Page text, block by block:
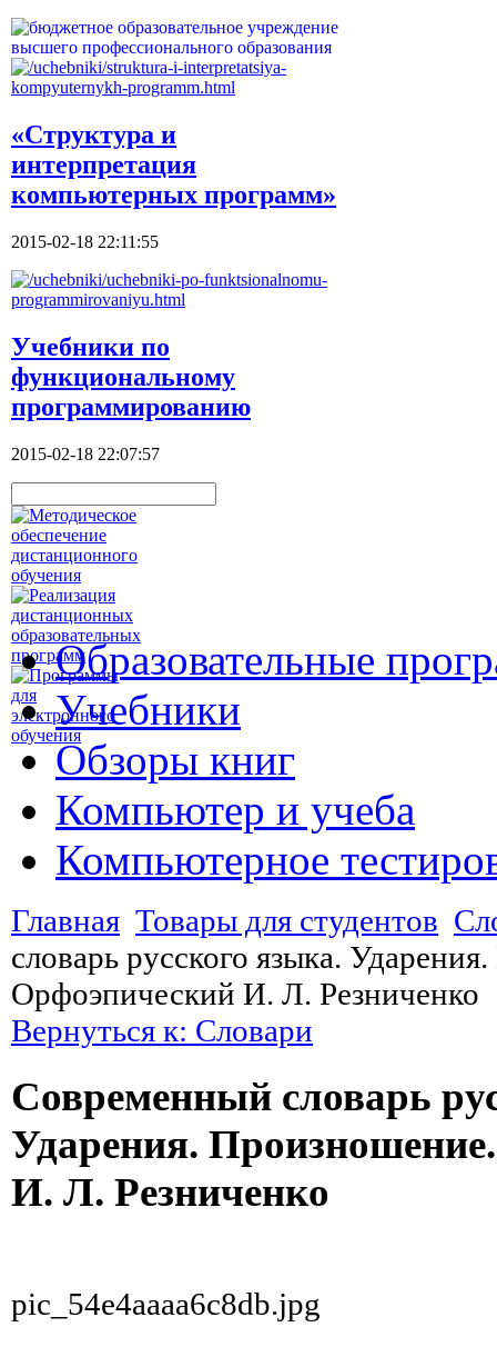
«Структура и
интерпретация
компьютерных программ»
2015-02-18 22:11:55
Учебники по
функциональному
программированию
2015-02-18 22:07:57
Образовательные
Учебники
Обзоры книг
Компьютер и учеба
Компьютерное
Главная Товары для студентов
словарь русского языка.
Орфоэпический И. Л. Резниченко
Вернуться к: Словари
Современный словарь
Ударения.
И. Л. Резниченко
pic_54e4aaaa6c8db.jpg